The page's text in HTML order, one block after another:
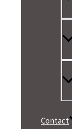
Contact